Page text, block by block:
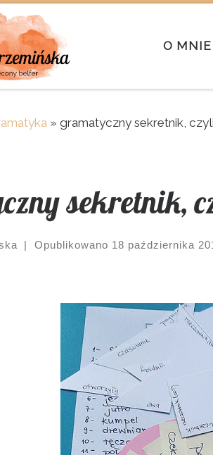
O MNIE
» gramatyczny sekretnik,
sekretnik,
| Opublikowano 18 października